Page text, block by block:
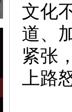
文化
道、
紧张
上路